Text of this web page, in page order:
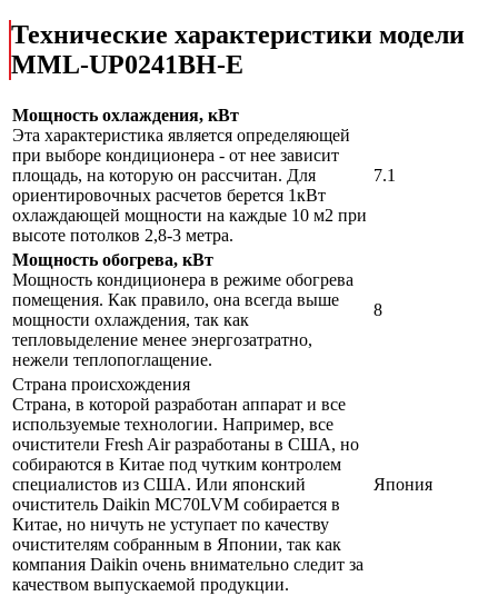
Технические характеристики модели
MML-UP0241BH-E
Мощность охлаждения, кВт
Эта характеристика является определяющей
при выборе кондиционера - от нее зависит
площадь, на которую он рассчитан. Для
ориентировочных расчетов берется 1кВт
охлаждающей мощности на каждые 10 м2 при
высоте потолков 2,8-3 метра.
7.1
Мощность обогрева, кВт
Мощность кондиционера в режиме обогрева
помещения. Как правило, она всегда выше
мощности охлаждения, так как
тепловыделение менее энергозатратно,
нежели теплопоглащение.
8
Страна происхождения
Страна, в которой разработан аппарат и все
используемые технологии. Например, все
очистители Fresh Air разработаны в США, но
собираются в Китае под чутким контролем
специалистов из США. Или японский
очиститель Daikin MC70LVM собирается в
Китае, но ничуть не уступает по качеству
очистителям собранным в Японии, так как
компания Daikin очень внимательно следит за
качеством выпускаемой продукции.
Япония